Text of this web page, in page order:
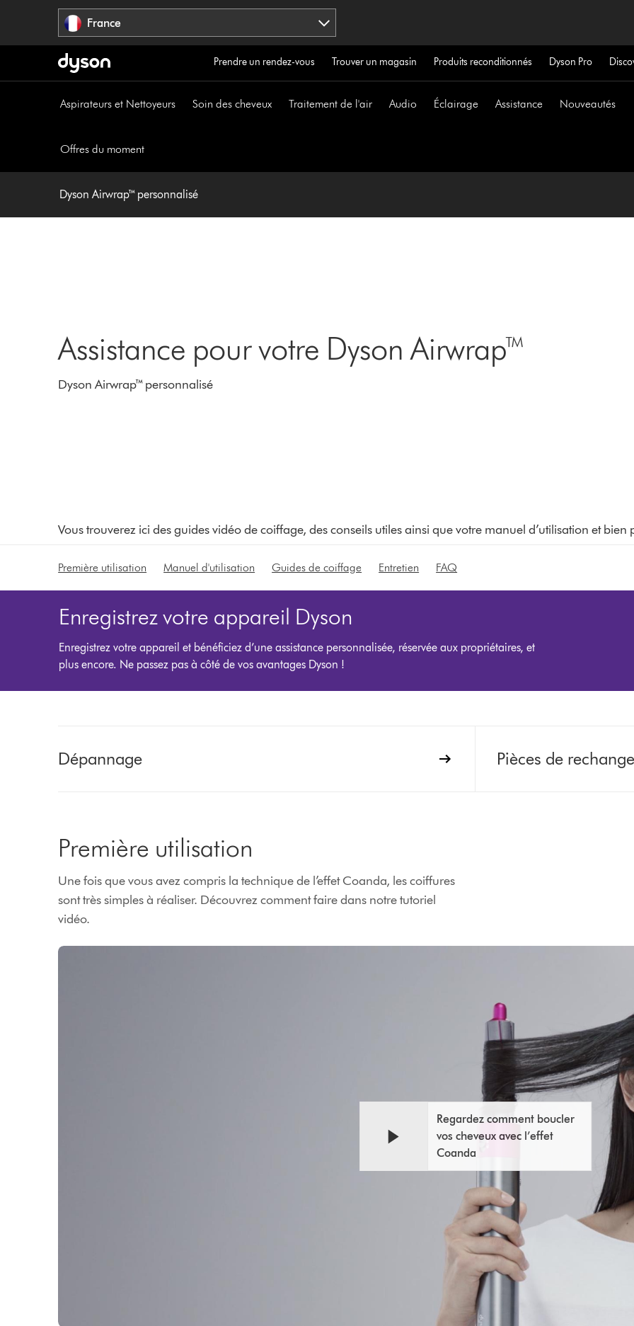
France
Prendre un rendez-vous Trouver un magasin Produits reconditionnés Dyson Pro
Aspirateurs et Nettoyeurs Soin des cheveux Traitement de l'air Audio Éclairage Assistance Nouveautés
Offres du moment
Dyson Airwrap™ personnalisé
Assistance pour votre Dyson Airwrap™
Dyson Airwrap™ personnalisé
Vous trouverez ici des guides vidéo de coiffage, des conseils utiles ainsi que votre manuel d’utilisation et bien
Première utilisation Manuel d'utilisation Guides de coiffage Entretien FAQ
Enregistrez votre appareil Dyson
Enregistrez votre appareil et bénéficiez d’une assistance personnalisée, réservée aux propriétaires, et
plus encore. Ne passez pas à côté de vos avantages Dyson !
Dépannage Pièces de rechange
Première utilisation
Une fois que vous avez compris la technique de l’effet Coanda, les coiffures
sont très simples à réaliser. Découvrez comment faire dans notre tutoriel
vidéo.
Regardez comment boucler
vos cheveux avec l’effet
Coanda